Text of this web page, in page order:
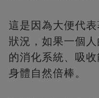
這是因為大便代
狀況，如果一個
的消化系統、吸
身體自然倍棒。